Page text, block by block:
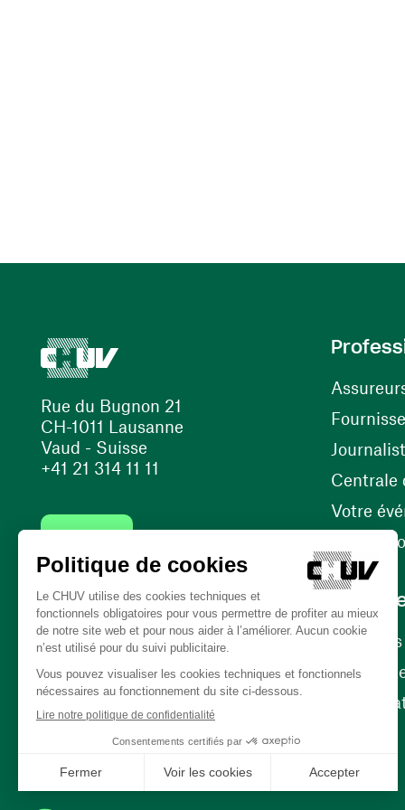
Rue du Bugnon 21
CH-1011 Lausanne
Vaud - Suisse
+41 21 314 11 11
(ouvre une nouvelle fenêtre)
(ouvre une nouvelle fenêtre)
Centrale
Votre
Nos